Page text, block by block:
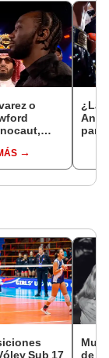
o
Turki
¿La
para
Sub 17
de